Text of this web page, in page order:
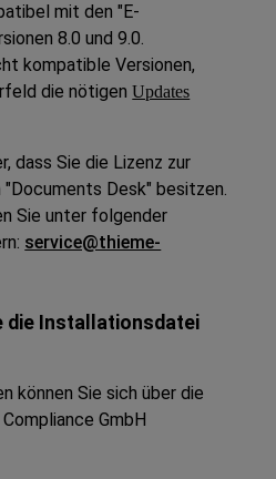
mit den "E-
8.0 und 9.0.
kompatible Versionen,
die nötigenUpdates
dass Sie die Lizenz zur
"Documents Desk" besitzen.
Sie unter folgender
service@thieme-
die Installationsdatei
können Sie sich über die
GmbH